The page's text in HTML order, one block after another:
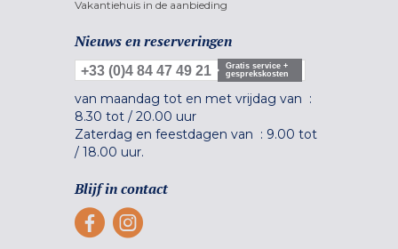
Vakantiehuis in de aanbieding
Nieuws en reserveringen
+33 (0)4 84 47 49 21
Gratis service +
gesprekskosten
van maandag tot en met vrijdag van :
8.30 tot / 20.00 uur
Zaterdag en feestdagen van : 9.00 tot
/ 18.00 uur.
Blijf in contact